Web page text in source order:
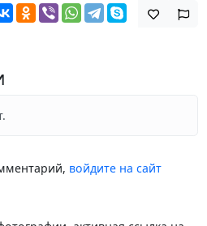
войдите на сайт